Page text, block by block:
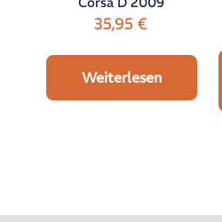
35,95€
Weiterlesen